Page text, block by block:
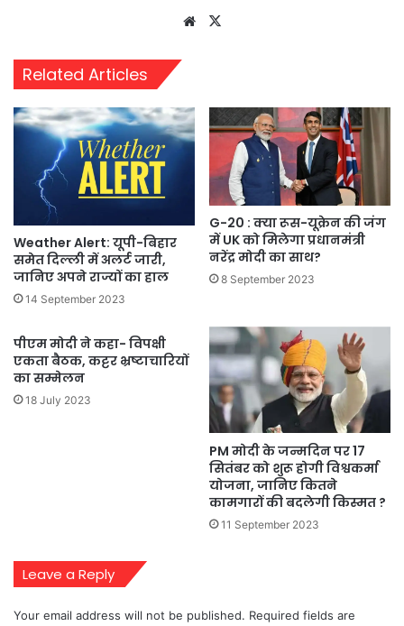
Website
Related Articles
Weather Alert: यूपी-बिहार
समेत दिल्ली में अलर्ट जारी,
जानिए अपने राज्यों का हाल
14 September 2023
G-20 : क्या रूस-यूक्रेन की जंग
में UK को मिलेगा प्रधानमंत्री
नरेंद्र मोदी का साथ?
8 September 2023
पीएम मोदी ने कहा- विपक्षी
एकता बैठक, कट्टर भ्रष्टाचारियों
का सम्मेलन
18 July 2023
PM मोदी के जन्मदिन पर 17
सितंबर को शुरू होगी विश्वकर्मा
योजना, जानिए कितने
कामगारों की बदलेगी किस्मत ?
11 September 2023
Leave a Reply
Your email address will not be published. Required fields are